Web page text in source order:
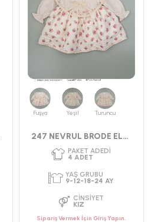
PAKET ADEDI
4ADET
YAŞ GRUBU
9-12-18-24 AY
CINSIYET
Fuşya Yeşil Turuncu
247 NEVRUL BRODE ELBİSE 9-24 AY
Sipariş Vermek İçin Giriş Yapın.